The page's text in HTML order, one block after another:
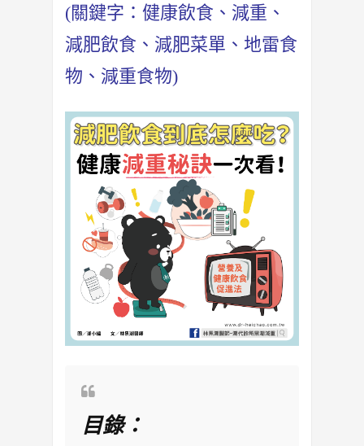
(關鍵字：健康飲食、減重、
減肥飲食、減肥菜單、地雷食
物、減重食物)
目錄：